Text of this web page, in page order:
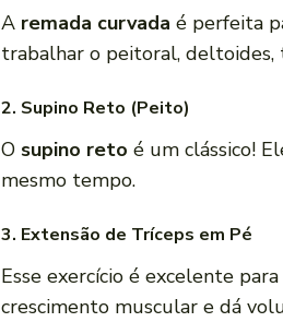
A remada curvada é perfeita
trabalhar o peitoral, deltoides,
2. Supino Reto (Peito)
O supino reto é um clássico!
mesmo tempo.
3. Extensão de Tríceps em Pé
Esse exercício é excelente
crescimento muscular e dá